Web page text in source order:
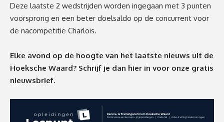
Deze laatste 2 wedstrijden worden ingegaan met 3 punten
voorsprong en een beter doelsaldo op de concurrent voor
de nacompetitie Charlois.
Elke avond op de hoogte van het laatste nieuws uit de
Hoeksche Waard? Schrijf je dan hier in voor onze gratis
nieuwsbrief.